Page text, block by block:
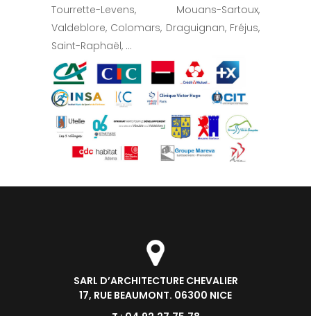
Tourrette-Levens, Mouans-Sartoux,
Valdeblore, Colomars, Draguignan, Fréjus,
Saint-Raphaël, …
SARL D’ARCHITECTURE CHEVALIER
17, RUE BEAUMONT. 06300 NICE